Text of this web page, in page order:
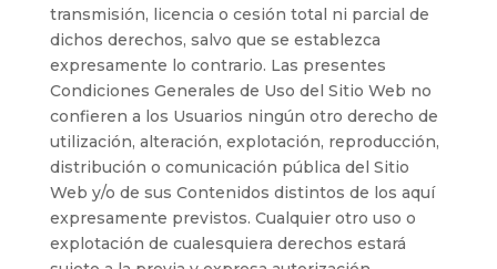
transmisión, licencia o cesión total ni parcial de
dichos derechos, salvo que se establezca
expresamente lo contrario. Las presentes
Condiciones Generales de Uso del Sitio Web no
confieren a los Usuarios ningún otro derecho de
utilización, alteración, explotación, reproducción,
distribución o comunicación pública del Sitio
Web y/o de sus Contenidos distintos de los aquí
expresamente previstos. Cualquier otro uso o
explotación de cualesquiera derechos estará